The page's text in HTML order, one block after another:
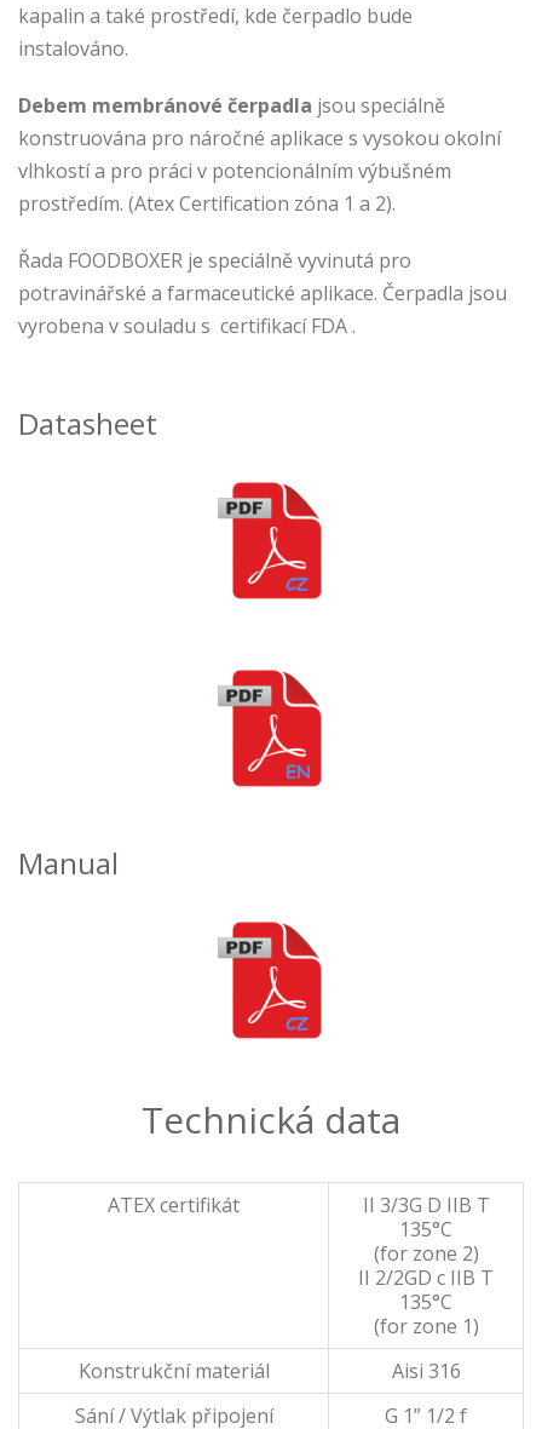
kapalin a také prostředí, kde čerpadlo bude
instalováno.
Debem membránové čerpadla jsou speciálně
konstruována pro náročné aplikace s vysokou okolní
vlhkostí a pro práci v potencionálním výbušném
prostředím. (Atex Certification zóna 1 a 2).
Řada FOODBOXER je speciálně vyvinutá pro
potravinářské a farmaceutické aplikace. Čerpadla jsou
vyrobena v souladu s certifikací FDA .
Datasheet
Manual
Technická data
ATEX certifikát
II 3/3G D IIB T
135°C
(for zone 2)
II 2/2GD c IIB T
135°C
(for zone 1)
Konstrukční materiál
Aisi 316
Sání / Výtlak připojení
G 1” 1/2 f